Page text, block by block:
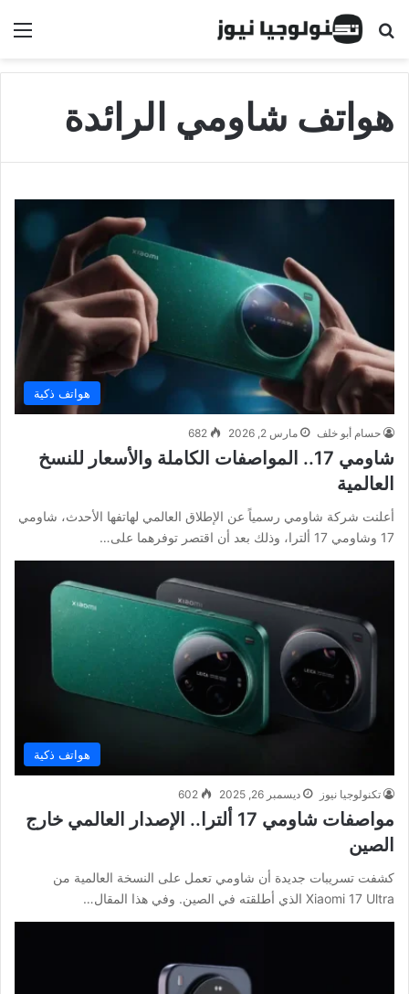
البحث عن
هواتف شاومي الرائدة
هواتف ذكية
حسام أبو خلف مارس 2, 2026 682
شاومي 17.. المواصفات الكاملة والأسعار للنسخ
العالمية
أعلنت شركة شاومي رسمياً عن الإطلاق العالمي لهاتفها الأحدث، شاومي
17 وشاومي 17 ألترا، وذلك بعد أن اقتصر توفرهما على…
هواتف ذكية
تكنولوجيا نيوز ديسمبر 26, 2025 602
مواصفات شاومي 17 ألترا.. الإصدار العالمي خارج
الصين
كشفت تسريبات جديدة أن شاومي تعمل على النسخة العالمية من
Xiaomi 17 Ultra الذي أطلقته في الصين. وفي هذا المقال…